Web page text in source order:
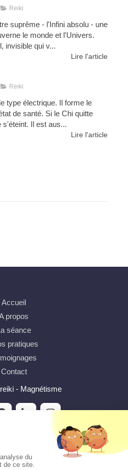
Reiki
suprême - l'Infini absolu - une
le monde et l'Univers.
invisible qui v...
Lire l'article
Reiki
type électrique. Il forme le
de santé. Si le Chi quitte
Il est aus...
Lire l'article
Accueil
propos
séance
pratiques
Contact
- Magnétisme
légales